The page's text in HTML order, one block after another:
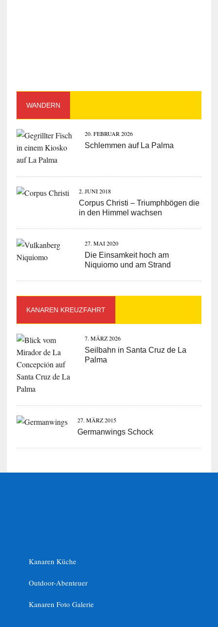
WANDERN
20. FEBRUAR 2026
Schlemmen auf La Palma
2. JUNI 2018
Corpus Christi – Triumphbögen die
in den Himmel wachsen
27. MAI 2020
Die Einsamkeit hoch am
Niquiomo und am Strand
KANAREN KREUZFAHRT
7. MÄRZ 2026
Seilbahn in Santa Cruz de La
Palma
27. MÄRZ 2015
Germanwings Schock
Kanaren Küche
Outdoor-Abenteuer
Kanaren Foto Galerie